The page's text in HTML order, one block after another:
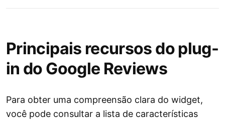
Principais recursos do plug-
in do Google Reviews
Para obter uma compreensão clara do widget,
você pode consultar a lista de características